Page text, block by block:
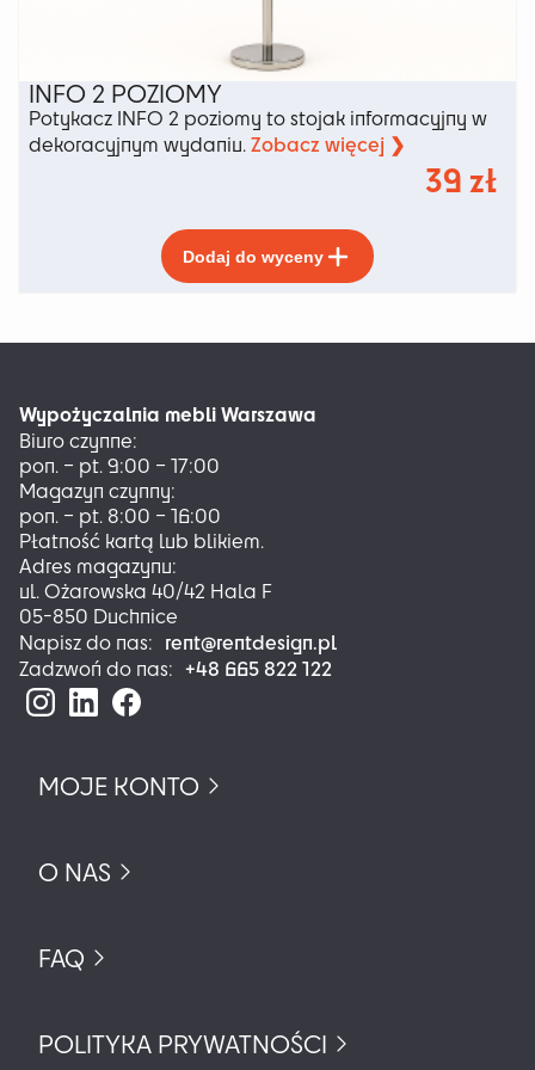
INFO 2 POZIOMY
Potykacz INFO 2 poziomy to stojak informacyjny w
dekoracyjnym wydaniu.Zobacz więcej ❯
39 zł
Dodaj do wyceny
produkt
ma
wariantów.
wybrać
Wypożyczalnia mebli Warszawa
Biuro czynne:
pon. – pt. 9:00 – 17:00
Magazyn czynny:
pon. – pt. 8:00 – 16:00
Płatność kartą lub blikiem.
Adres magazynu:
ul. Ożarowska 40/42 Hala F
05-850 Duchnice
Napisz do nas: rent@rentdesign.pl
Zadzwoń do nas: +48 665 822 122
MOJE KONTO
O NAS
FAQ
POLITYKA PRYWATNOŚCI